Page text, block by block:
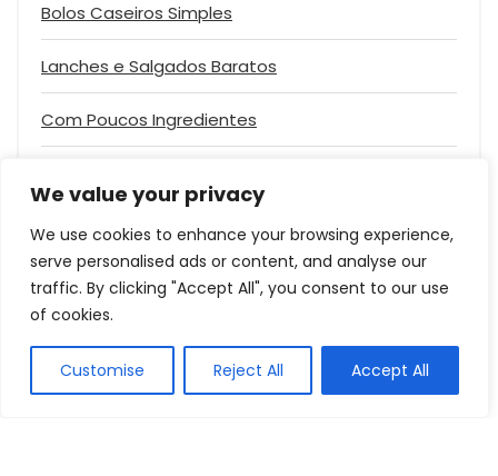
We value your privacy
We use cookies to enhance your browsing experience,
serve personalised ads or content, and analyse our
traffic. By clicking "Accept All", you consent to our use
of cookies.
Customise Reject All Accept All
Bolos Caseiros Simples
Lanches e Salgados Baratos
Com Poucos Ingredientes
Aproveitamento de Alimentos
Bebidas e Chás